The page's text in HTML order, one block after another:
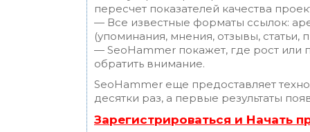
пересчет показателей качества
— Все известные форматы ссылок:
(упоминания, мнения, отзывы, статьи,
— SeoHammer покажет, где рост или
обратить внимание.
SeoHammer еще предоставляет
десятки раз, а первые результаты
Зарегистрироваться и Начать